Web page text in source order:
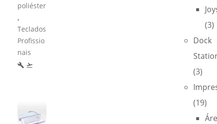
poliéster
,
Teclados
Profissio
nais
build flight_takeoff
(3)
Dock
(3)
(19)